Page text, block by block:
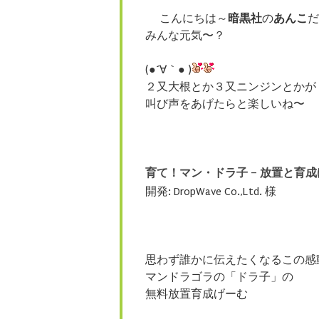
こんにちは～ 暗黒社のあんこ
みんな元気〜？
(●´∀｀● )
２又大根とか３又ニンジンとかが
叫び声をあげたらと楽しいね〜
育て！マン・ドラ子 – 放置と育
開発: DropWave Co.,Ltd. 様
思わず誰かに伝えたくなるこの感
マンドラゴラの「ドラ子」の
無料放置育成げーむ